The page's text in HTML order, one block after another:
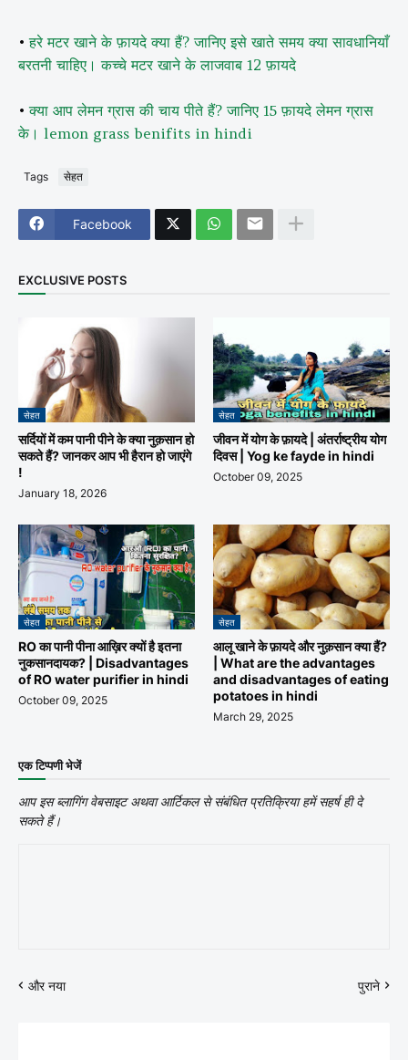
•हरे मटर खाने के फ़ायदे क्या हैं? जानिए इसे खाते समय क्या सावधानियाँ
बरतनी चाहिए। कच्चे मटर खाने के लाजवाब 12 फ़ायदे
•क्या आप लेमन ग्रास की चाय पीते हैं? जानिए 15 फ़ायदे लेमन ग्रास
के। lemon grass benifits in hindi
Tags सेहत
Facebook
EXCLUSIVE POSTS
सेहत
सर्दियों में कम पानी पीने के क्या नुक़सान हो
सकते हैं? जानकर आप भी हैरान हो जाएंगे
!
January 18, 2026
सेहत
जीवन में योग के फ़ायदे | अंतर्राष्ट्रीय योग
दिवस | Yog ke fayde in hindi
October 09, 2025
सेहत
RO का पानी पीना आख़िर क्यों है इतना
नुकसानदायक? | Disadvantages
of RO water purifier in hindi
October 09, 2025
सेहत
आलू खाने के फ़ायदे और नुक़सान क्या हैं?
| What are the advantages
and disadvantages of eating
potatoes in hindi
March 29, 2025
एक टिप्पणी भेजें
आप इस ब्लागिंग वेबसाइट अथवा आर्टिकल से संबंधित प्रतिक्रिया हमें सहर्ष ही दे
सकते हैं।
और नया पुराने